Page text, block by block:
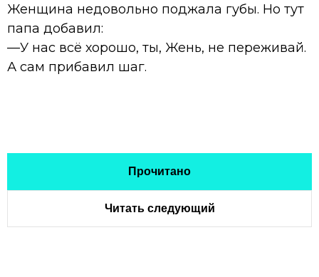
Женщина недовольно поджала губы. Но тут
папа добавил:
—У нас всё хорошо, ты, Жень, не переживай.
А сам прибавил шаг.
Прочитано
Читать следующий